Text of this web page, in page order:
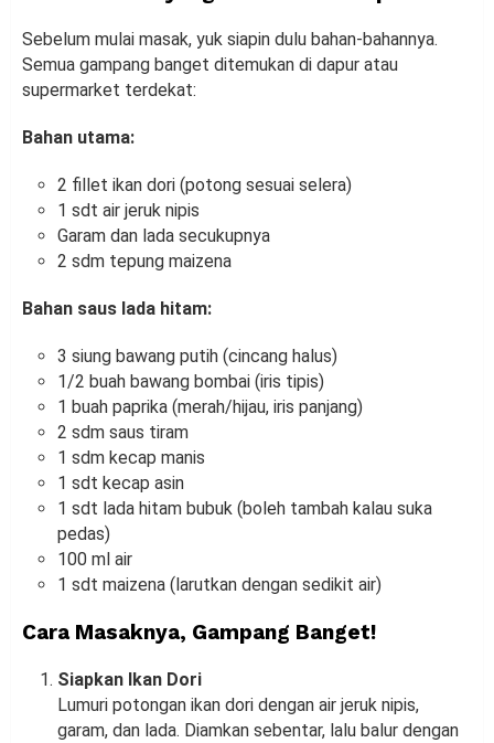
Sebelum mulai masak, yuk siapin dulu bahan-bahannya.
Semua gampang banget ditemukan di dapur atau
supermarket terdekat:
Bahan utama:
2 fillet ikan dori (potong sesuai selera)
1 sdt air jeruk nipis
Garam dan lada secukupnya
2 sdm tepung maizena
Bahan saus lada hitam:
3 siung bawang putih (cincang halus)
1/2 buah bawang bombai (iris tipis)
1 buah paprika (merah/hijau, iris panjang)
2 sdm saus tiram
1 sdm kecap manis
1 sdt kecap asin
1 sdt lada hitam bubuk (boleh tambah kalau suka
pedas)
100 ml air
1 sdt maizena (larutkan dengan sedikit air)
Cara Masaknya, Gampang Banget!
Siapkan Ikan Dori
Lumuri potongan ikan dori dengan air jeruk nipis,
garam, dan lada. Diamkan sebentar, lalu balur dengan